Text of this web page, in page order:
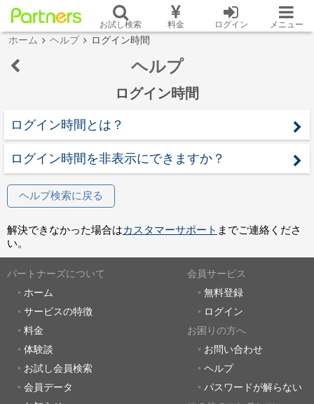
お試し検索 料金 ログイン メニュー
ホーム ヘルプ ログイン時間
ヘルプ
ログイン時間
ログイン時間とは？
ログイン時間を非表示にできますか？
ヘルプ検索に戻る
解決できなかった場合はカスタマーサポート までご連絡くださ
い。
パートナーズについて
ホーム
サービスの特徴
料金
体験談
お試し会員検索
会員データ
会員サービス
無料登録
ログイン
お困りの方へ
お問い合わせ
ヘルプ
パスワードが解らない